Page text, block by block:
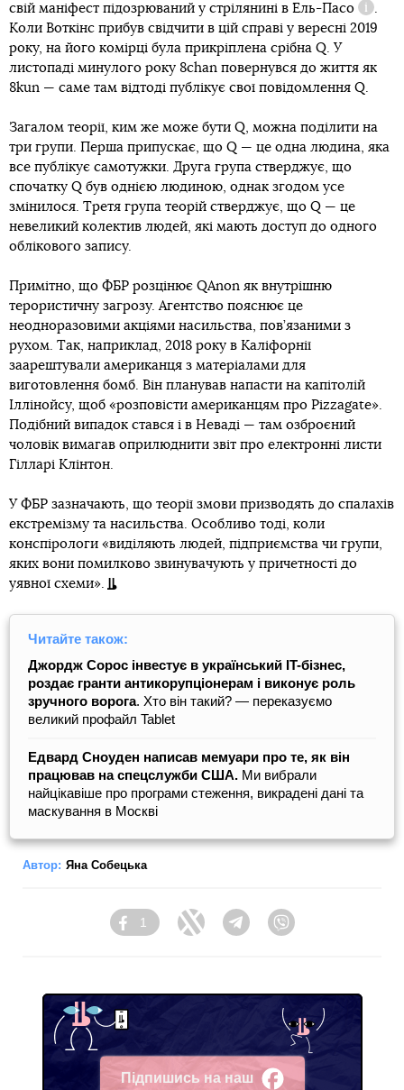
свій маніфест підозрюваний у стрілянині в Ель-Пасо
Коли Воткінс прибув свідчити в цій справі у вересні 2019
року, на його комірці була прикріплена срібна Q. У
листопаді минулого року 8chan повернувся до життя як
8kun — саме там відтоді публікує свої повідомлення Q.
Загалом теорії, ким же може бути Q, можна поділити на
три групи. Перша припускає, що Q — це одна людина, яка
все публікує самотужки. Друга група стверджує, що
спочатку Q був однією людиною, однак згодом усе
змінилося. Третя група теорій стверджує, що Q — це
невеликий колектив людей, які мають доступ до одного
облікового запису.
Примітно, що ФБР розцінює QAnon як внутрішню
терористичну загрозу. Агентство пояснює це
неодноразовими акціями насильства, пов’язаними з
рухом. Так, наприклад, 2018 року в Каліфорнії
заарештували американця з матеріалами для
виготовлення бомб. Він планував напасти на капітолій
Іллінойсу, щоб «розповісти американцям про Pizzagate».
Подібний випадок стався і в Неваді — там озброєний
чоловік вимагав оприлюднити звіт про електронні листи
Гілларі Клінтон.
У ФБР зазначають, що теорії змови призводять до спалахів
екстремізму та насильства. Особливо тоді, коли
конспірологи «виділяють людей, підприємства чи групи,
яких вони помилково звинувачують у причетності до
уявної схеми».
Читайте також:
Джордж Сорос інвестує в український IT-бізнес,
роздає гранти антикорупціонерам і виконує роль
зручного ворога. Хто він такий? — переказуємо
великий профайл Tablet
Едвард Сноуден написав мемуари про те, як він
працював на спецслужби США. Ми вибрали
найцікавіше про програми стеження, викрадені дані та
маскування в Москві
Автор: Яна Собецька
Facebook
1
Twitter TelegramViber
Підпишись на наш